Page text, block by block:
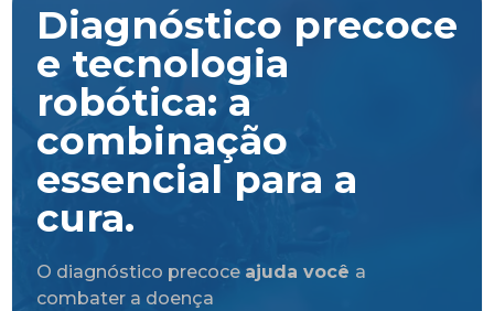
Diagnóstico precoce
e tecnologia
robótica: a
combinação
essencial para a
cura.
O diagnóstico precoce ajuda você a
combater a doença